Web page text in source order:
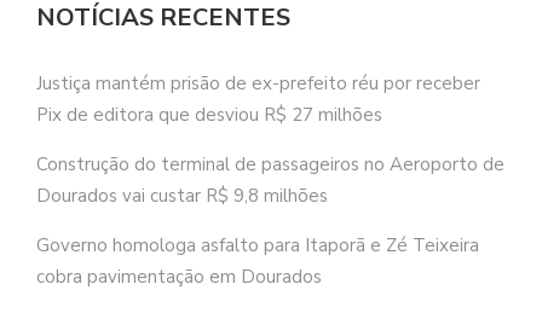
NOTÍCIAS RECENTES
Justiça mantém prisão de ex-prefeito réu por receber
Pix de editora que desviou R$ 27 milhões
Construção do terminal de passageiros no Aeroporto de
Dourados vai custar R$ 9,8 milhões
Governo homologa asfalto para Itaporã e Zé Teixeira
cobra pavimentação em Dourados